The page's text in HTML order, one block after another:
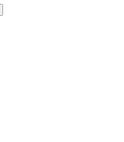
Währung